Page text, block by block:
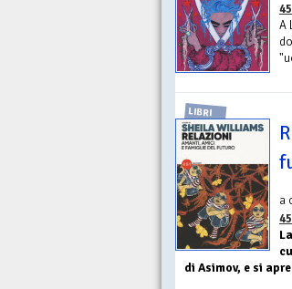
A
LIBRI
a
di Asimov, e si